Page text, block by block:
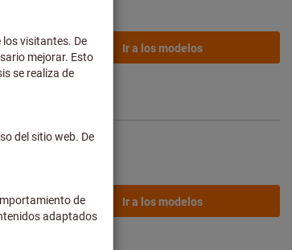
Ir a los modelos
Ir a los modelos